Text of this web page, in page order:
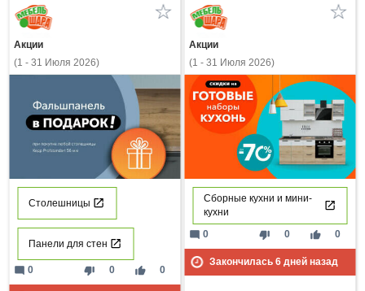
Акции
(1 - 31 Июля 2026)
Столешницы
Панели для стен
thumb_down 0 thumb_up 0
mode_comment 0
Акции
(1 - 31 Июля 2026)
Сборные кухни и мини-
кухни
thumb_down 0 thumb_up 0
mode_comment 0
Закончилась 6дней назад